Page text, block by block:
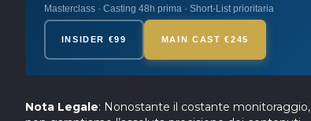
Masterclass · Casting 48h prima · Short-List prioritaria
INSIDER €99 MAIN CAST €245
Nota Legale: Nonostante il costante monitoraggio,